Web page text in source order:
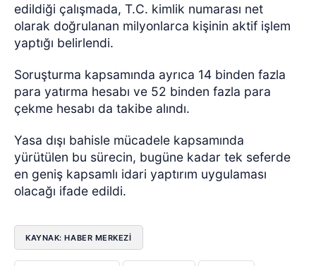
edildiği çalışmada, T.C. kimlik numarası net
olarak doğrulanan milyonlarca kişinin aktif işlem
yaptığı belirlendi.
Soruşturma kapsamında ayrıca 14 binden fazla
para yatırma hesabı ve 52 binden fazla para
çekme hesabı da takibe alındı.
Yasa dışı bahisle mücadele kapsamında
yürütülen bu sürecin, bugüne kadar tek seferde
en geniş kapsamlı idari yaptırım uygulaması
olacağı ifade edildi.
KAYNAK: HABER MERKEZİ